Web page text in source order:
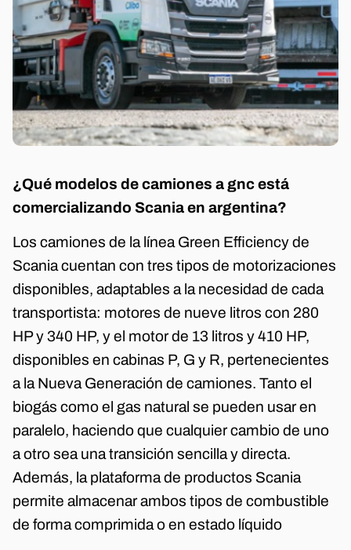
¿Qué modelos de camiones a gnc está
comercializando Scania en argentina?
Los camiones de la línea Green Efficiency de
Scania cuentan con tres tipos de motorizaciones
disponibles, adaptables a la necesidad de cada
transportista: motores de nueve litros con 280
HP y 340 HP, y el motor de 13 litros y 410 HP,
disponibles en cabinas P, G y R, pertenecientes
a la Nueva Generación de camiones. Tanto el
biogás como el gas natural se pueden usar en
paralelo, haciendo que cualquier cambio de uno
a otro sea una transición sencilla y directa.
Además, la plataforma de productos Scania
permite almacenar ambos tipos de combustible
de forma comprimida o en estado líquido